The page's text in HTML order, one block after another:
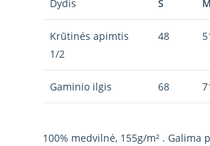
Dydis S M
Krūtinės apimtis
1/2
48
Gaminio ilgis 68
100% medvilnė, 155g/m² . Galima